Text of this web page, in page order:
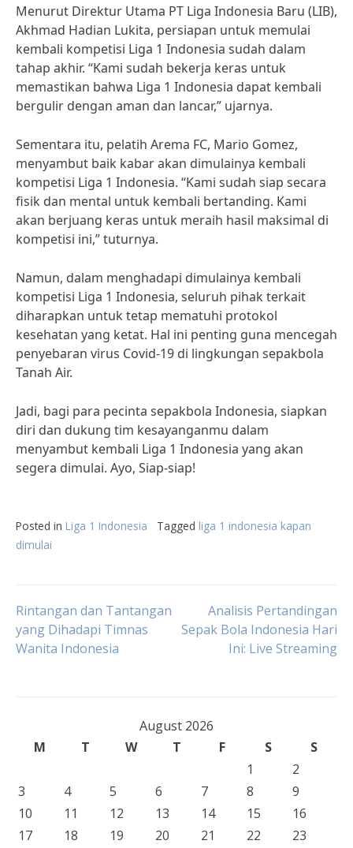
Menurut Direktur Utama PT Liga Indonesia Baru (LIB),
Akhmad Hadian Lukita, persiapan untuk memulai
kembali kompetisi Liga 1 Indonesia sudah dalam
tahap akhir. “Kami sudah bekerja keras untuk
memastikan bahwa Liga 1 Indonesia dapat kembali
bergulir dengan aman dan lancar,” ujarnya.
Sementara itu, pelatih Arema FC, Mario Gomez,
menyambut baik kabar akan dimulainya kembali
kompetisi Liga 1 Indonesia. “Kami sudah siap secara
fisik dan mental untuk kembali bertanding. Kami
akan berjuang keras untuk meraih hasil maksimal di
kompetisi ini,” tuturnya.
Namun, dalam menghadapi dimulainya kembali
kompetisi Liga 1 Indonesia, seluruh pihak terkait
diharapkan untuk tetap mematuhi protokol
kesehatan yang ketat. Hal ini penting guna mencegah
penyebaran virus Covid-19 di lingkungan sepakbola
Tanah Air.
Jadi, bagi para pecinta sepakbola Indonesia, siapkan
diri dan dukung tim kesayanganmu dalam
menyambut kembali Liga 1 Indonesia yang akan
segera dimulai. Ayo, Siap-siap!
Posted in Liga 1 Indonesia Tagged liga 1 indonesia kapan
dimulai
Post
navigation
Rintangan dan Tantangan
yang Dihadapi Timnas
Wanita Indonesia
Analisis Pertandingan
Sepak Bola Indonesia Hari
Ini: Live Streaming
August 2026
M
T W T F S
S
1
2
3
4 5 6 7 8
9
10
11 12 13 14 15
16
17
18 19 20 21 22
23